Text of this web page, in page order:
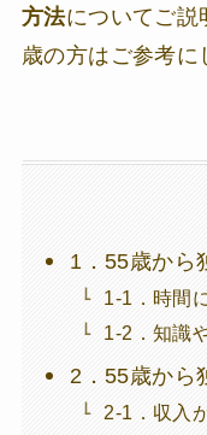
方法についてご説
歳の方はご参考に
1．55歳から
1-1．時間
1-2．知識
2．55歳から
2-1．収入